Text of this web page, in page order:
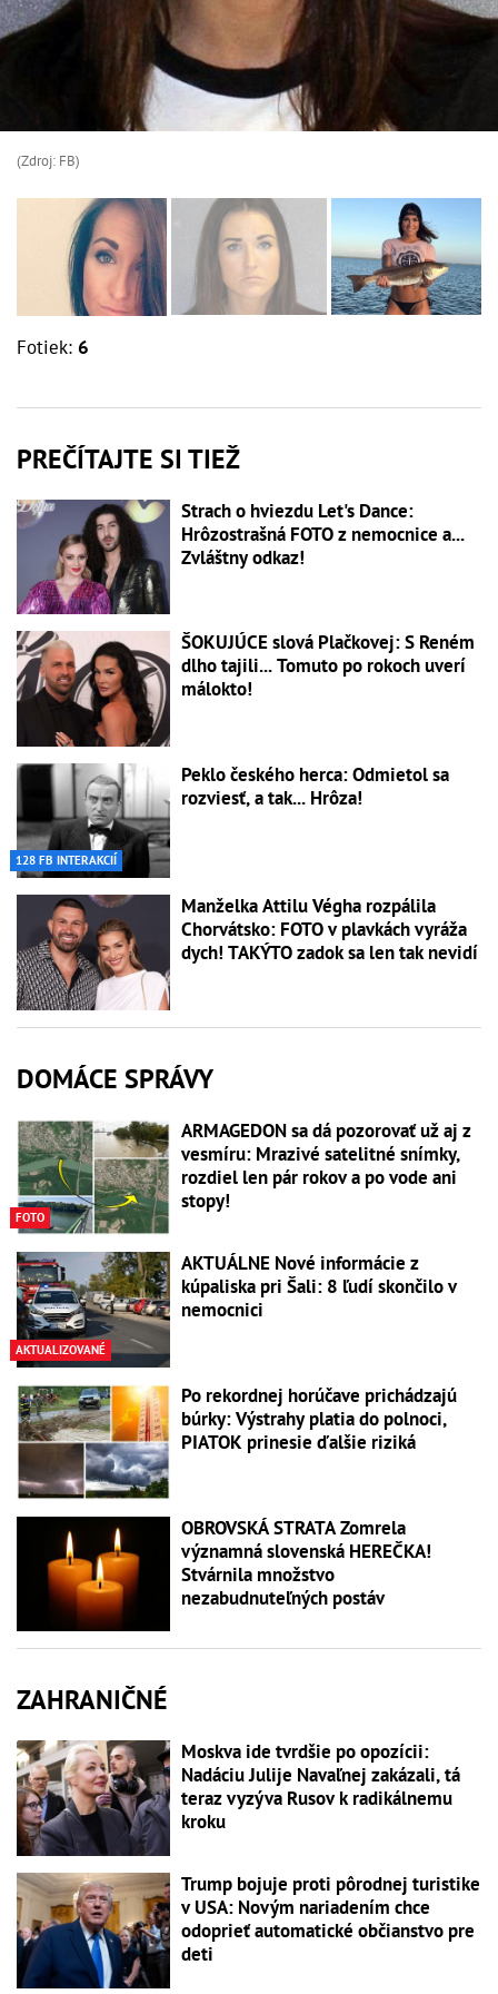
(Zdroj: FB)
Fotiek: 6
PREČÍTAJTE SI TIEŽ
Strach o hviezdu Let's Dance:
Hrôzostrašná FOTO z nemocnice a...
Zvláštny odkaz!
ŠOKUJÚCE slová Plačkovej: S Reném
dlho tajili... Tomuto po rokoch uverí
málokto!
128 FB INTERAKCIÍ
Peklo českého herca: Odmietol sa
rozviesť, a tak... Hrôza!
Manželka Attilu Végha rozpálila
Chorvátsko: FOTO v plavkách vyráža
dych! TAKÝTO zadok sa len tak nevidí
DOMÁCE SPRÁVY
FOTO
ARMAGEDON sa dá pozorovať už aj z
vesmíru: Mrazivé satelitné snímky,
rozdiel len pár rokov a po vode ani
stopy!
AKTUALIZOVANÉ
AKTUÁLNE Nové informácie z
kúpaliska pri Šali: 8 ľudí skončilo v
nemocnici
Po rekordnej horúčave prichádzajú
búrky: Výstrahy platia do polnoci,
PIATOK prinesie ďalšie riziká
OBROVSKÁ STRATA Zomrela
významná slovenská HEREČKA!
Stvárnila množstvo
nezabudnuteľných postáv
ZAHRANIČNÉ
Moskva ide tvrdšie po opozícii:
Nadáciu Julije Navaľnej zakázali, tá
teraz vyzýva Rusov k radikálnemu
kroku
Trump bojuje proti pôrodnej turistike
v USA: Novým nariadením chce
odoprieť automatické občianstvo pre
deti